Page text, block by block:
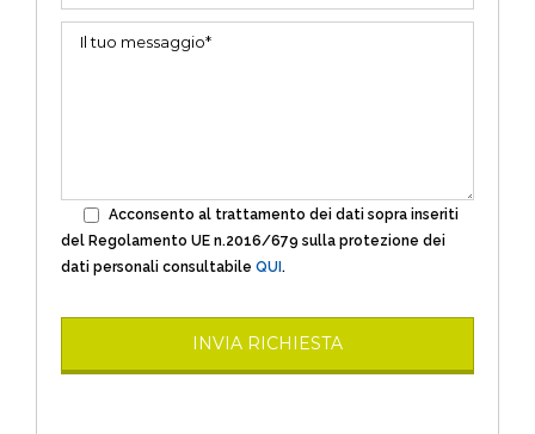
Acconsento al trattamento dei dati sopra inseriti
del Regolamento UE n.2016/679 sulla protezione dei
dati personali consultabile QUI .